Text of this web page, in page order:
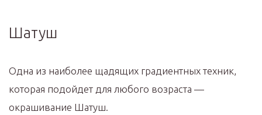
Шатуш
Одна из наиболее щадящих градиентных техник,
которая подойдет для любого возраста —
окрашивание Шатуш.